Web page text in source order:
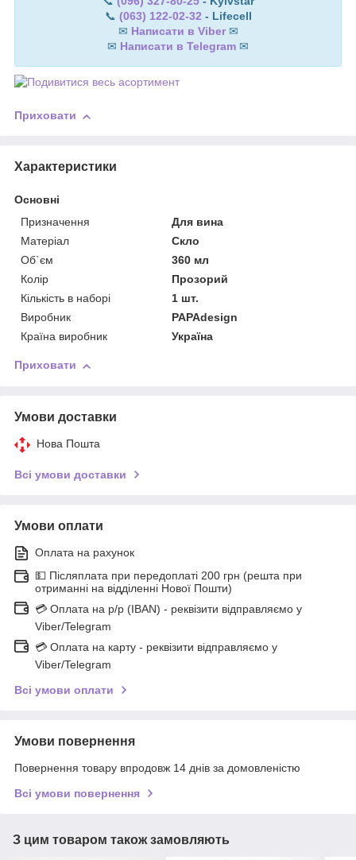
📞 (063) 122-02-32- Lifecell
✉ Написати в Viber ✉
✉ Написати в Telegram ✉
Приховати
Характеристики
Основні
Призначення
Для вина
Матеріал
Скло
Об`єм
360 мл
Колір
Прозорий
Кількість в наборі
1 шт.
Виробник
PAPAdesign
Країна виробник
Україна
Приховати
Умови доставки
Нова Пошта
Всі умови доставки
Умови оплати
Оплата на рахунок
💵 Післяплата при передоплаті 200 грн (решта при
отриманні на відділенні Нової Пошти)
💳 Оплата на р/р (IBAN) - реквізити відправляємо у
Viber/Telegram
💳 Оплата на карту - реквізити відправляємо у
Viber/Telegram
Всі умови оплати
Умови повернення
Повернення товару впродовж 14 днів за домовленістю
Всі умови повернення
З цим товаром також замовляють